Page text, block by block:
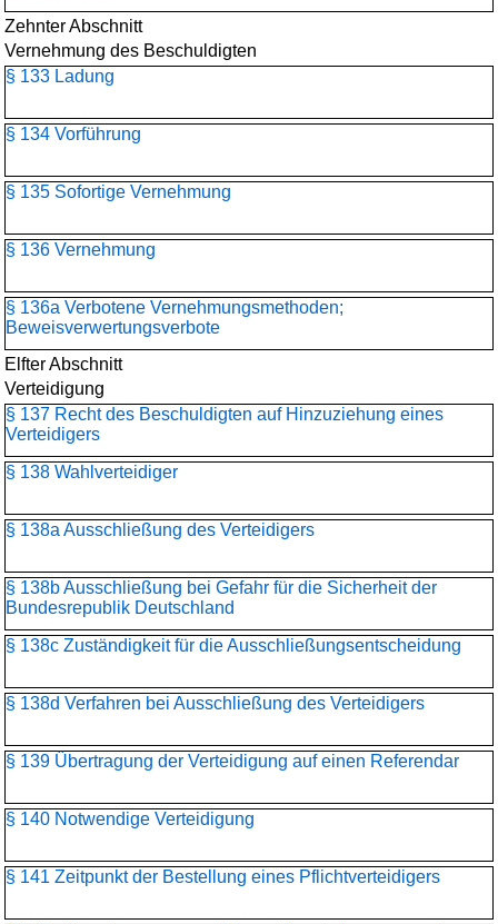
Zehnter Abschnitt
Vernehmung des Beschuldigten
§ 133 Ladung
§ 134 Vorführung
§ 135 Sofortige Vernehmung
§ 136 Vernehmung
§ 136a Verbotene Vernehmungsmethoden;
Beweisverwertungsverbote
Elfter Abschnitt
Verteidigung
§ 137 Recht des Beschuldigten auf Hinzuziehung eines
Verteidigers
§ 138 Wahlverteidiger
§ 138a Ausschließung des Verteidigers
§ 138b Ausschließung bei Gefahr für die Sicherheit der
Bundesrepublik Deutschland
§ 138c Zuständigkeit für die Ausschließungsentscheidung
§ 138d Verfahren bei Ausschließung des Verteidigers
§ 139 Übertragung der Verteidigung auf einen Referendar
§ 140 Notwendige Verteidigung
§ 141 Zeitpunkt der Bestellung eines Pflichtverteidigers